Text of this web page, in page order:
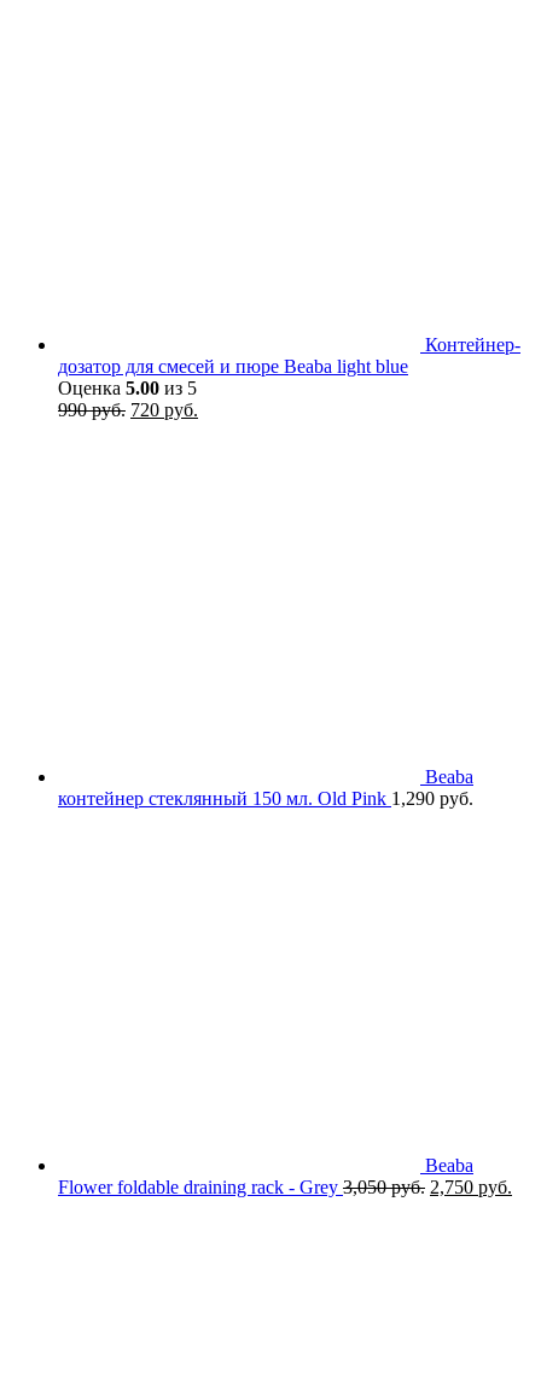
Контейнер-
дозатор для смесей и пюре Beaba light blue
Оценка 5.00 из 5
990руб. Первоначальная
720 руб.
Beaba
контейнер стеклянный 150 мл. Old Pink 1,290 руб.
Beaba
Flower foldable draining rack - Grey 3,050руб. 2,750 руб.